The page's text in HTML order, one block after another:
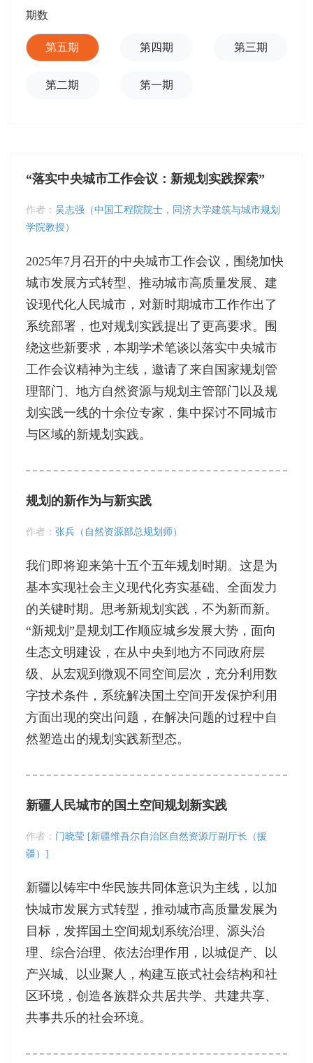
期数
第五期 第四期 第三期
第二期 第一期
“落实中央城市工作会议：新规划实践探索”
作者： 吴志强（中国工程院院士，同济大学建筑与城市规划
学院教授）
2025年7月召开的中央城市工作会议，围绕加快
城市发展方式转型、推动城市高质量发展、建
设现代化人民城市，对新时期城市工作作出了
系统部署，也对规划实践提出了更高要求。围
绕这些新要求，本期学术笔谈以落实中央城市
工作会议精神为主线，邀请了来自国家规划管
理部门、地方自然资源与规划主管部门以及规
划实践一线的十余位专家，集中探讨不同城市
与区域的新规划实践。
规划的新作为与新实践
作者： 张兵（自然资源部总规划师）
我们即将迎来第十五个五年规划时期。这是为
基本实现社会主义现代化夯实基础、全面发力
的关键时期。思考新规划实践，不为新而新。
“新规划”是规划工作顺应城乡发展大势，面向
生态文明建设，在从中央到地方不同政府层
级、从宏观到微观不同空间层次，充分利用数
字技术条件，系统解决国土空间开发保护利用
方面出现的突出问题，在解决问题的过程中自
然塑造出的规划实践新型态。
新疆人民城市的国土空间规划新实践
作者： 门晓莹 [新疆维吾尔自治区自然资源厅副厅长（援
疆）]
新疆以铸牢中华民族共同体意识为主线，以加
快城市发展方式转型，推动城市高质量发展为
目标，发挥国土空间规划系统治理、源头治
理、综合治理、依法治理作用，以城促产、以
产兴城、以业聚人，构建互嵌式社会结构和社
区环境，创造各族群众共居共学、共建共享、
共事共乐的社会环境。